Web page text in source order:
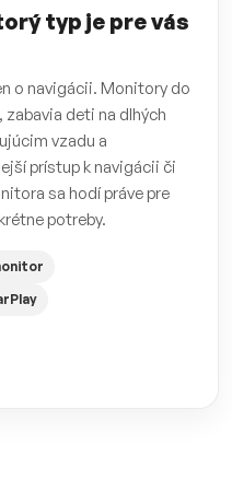
typ je pre vás
o navigácii. Monitory do
zabavia deti na dlhých
vzadu a
prístup k navigácii či
sa hodí práve pre
potreby.